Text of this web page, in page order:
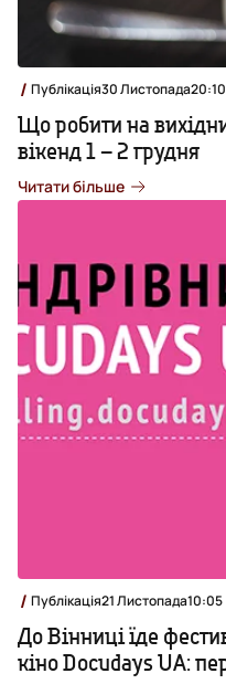
Публікація30 Листопада20:10
Що робити на
вікенд 1 – 2 грудня
Читати більше
Публікація21 Листопада10:05
До Вінниці їде
кіно Docudays UA: